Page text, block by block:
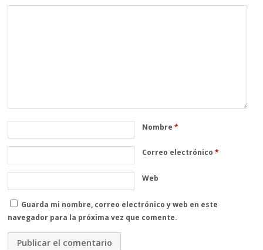
Nombre*
Correo electrónico*
Web
Guarda mi nombre, correo electrónico y web en este
navegador para la próxima vez que comente.